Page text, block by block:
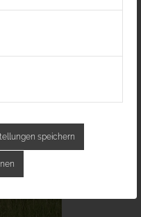
speichern
Sonntag wird
die Besucher
Blasmusik
ist frei.